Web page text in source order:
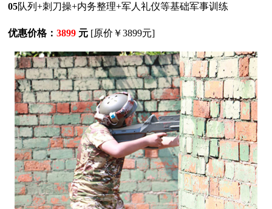
05队列+刺刀操+内务整理+军人礼仪等基础军事训练
优惠价格：3899 元 [原价￥3899元]